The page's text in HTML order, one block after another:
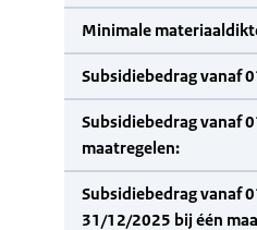
Minimale
Subsidiebedrag vanaf
Subsidiebedrag vanaf
maatregelen:
Subsidiebedrag vanaf
31/12/2025 bij één